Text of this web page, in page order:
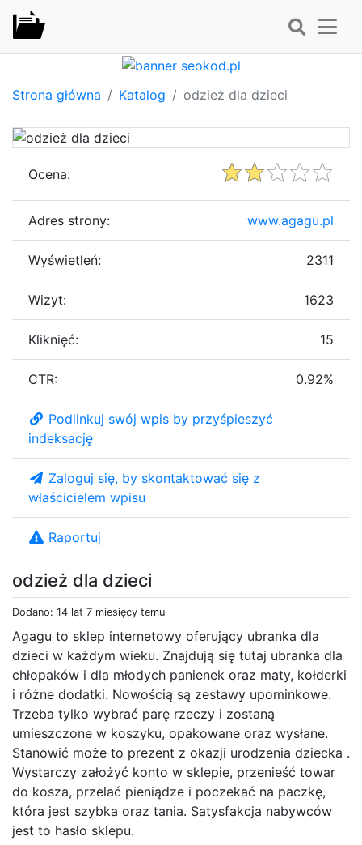
Strona główna Katalog odzież dla dzieci
odzież dla dzieci
Dodano: 14 lat 7 miesięcy temu
Agagu to sklep internetowy oferujący ubranka dla
dzieci w każdym wieku. Znajdują się tutaj ubranka dla
chłopaków i dla młodych panienek oraz maty, kołderki
i różne dodatki. Nowością są zestawy upominkowe.
Trzeba tylko wybrać parę rzeczy i zostaną
umieszczone w koszyku, opakowane oraz wysłane.
Stanowić może to prezent z okazji urodzenia dziecka .
Wystarczy założyć konto w sklepie, przenieść towar
do kosza, przelać pieniądze i poczekać na paczkę,
która jest szybka oraz tania. Satysfakcja nabywców
jest to hasło sklepu.
Ocena:
Adres strony: www.agagu.pl
Wyświetleń: 2311
Wizyt: 1623
Kliknięć: 15
CTR: 0.92%
Podlinkuj swój wpis by przyśpieszyć
indeksację
Zaloguj się, by skontaktować się z
właścicielem wpisu
Raportuj